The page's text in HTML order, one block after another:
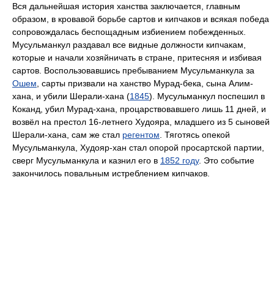
Вся дальнейшая история ханства заключается, главным
образом, в кровавой борьбе сартов и кипчаков и всякая победа
сопровождалась беспощадным избиением побежденных.
Мусульманкул раздавал все видные должности кипчакам,
которые и начали хозяйничать в стране, притесняя и избивая
сартов. Воспользовавшись пребыванием Мусульманкула за
Ошем, сарты призвали на ханство Мурад-бека, сына Алим-
хана, и убили Шерали-хана (1845). Мусульманкул поспешил в
Коканд, убил Мурад-хана, процарствовавшего лишь 11 дней, и
возвёл на престол 16-летнего Худояра, младшего из 5 сыновей
Шерали-хана, сам же стал регентом. Тяготясь опекой
Мусульманкула, Худояр-хан стал опорой просартской партии,
сверг Мусульманкула и казнил его в 1852 году. Это событие
закончилось повальным истреблением кипчаков.